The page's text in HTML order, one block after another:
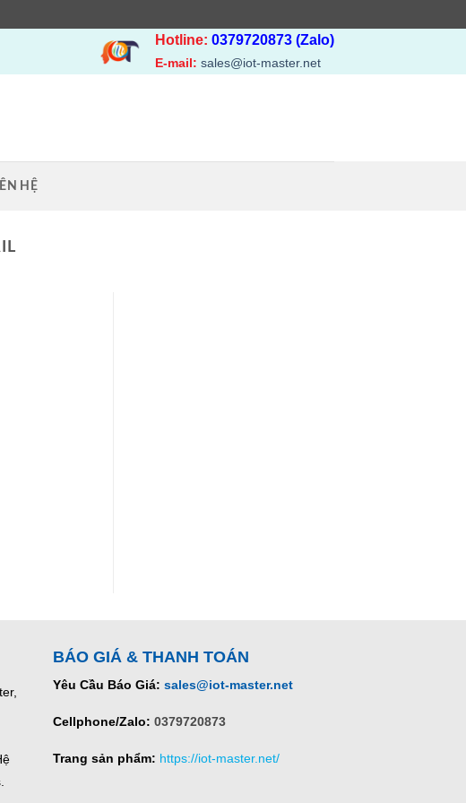
Hotline: 0379720873 (Zalo)
E-mail: sales@iot-master.net
HỆ
BÁO GIÁ & THANH TOÁN
Yêu Cầu Báo Giá: sales@iot-master.net
Cellphone/Zalo: 0379720873
Trang sản phẩm: https://iot-master.net/